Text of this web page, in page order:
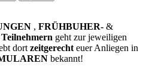
, FRÜHBUHER- &
geht zur jeweiligen
dort zeitgerecht euer Anliegen in
bekannt!